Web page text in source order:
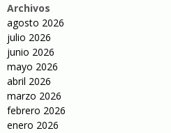
Archivos
agosto 2026
julio 2026
junio 2026
mayo 2026
abril 2026
marzo 2026
febrero 2026
enero 2026